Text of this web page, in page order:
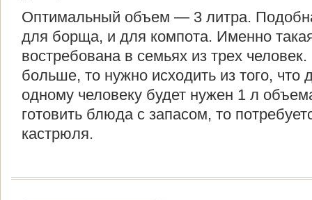
Оптимальный объем — 3 литра.
для борща, и для компота. Именно
востребована в семьях из трех
больше, то нужно исходить из того, что
одному человеку будет нужен 1 л
готовить блюда с запасом, то
кастрюля.